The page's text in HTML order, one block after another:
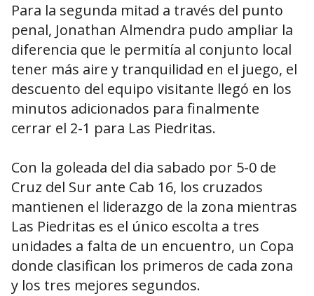
Para la segunda mitad a través del punto
penal, Jonathan Almendra pudo ampliar la
diferencia que le permitía al conjunto local
tener más aire y tranquilidad en el juego, el
descuento del equipo visitante llegó en los
minutos adicionados para finalmente
cerrar el 2-1 para Las Piedritas.
Con la goleada del dia sabado por 5-0 de
Cruz del Sur ante Cab 16, los cruzados
mantienen el liderazgo de la zona mientras
Las Piedritas es el único escolta a tres
unidades a falta de un encuentro, un Copa
donde clasifican los primeros de cada zona
y los tres mejores segundos.